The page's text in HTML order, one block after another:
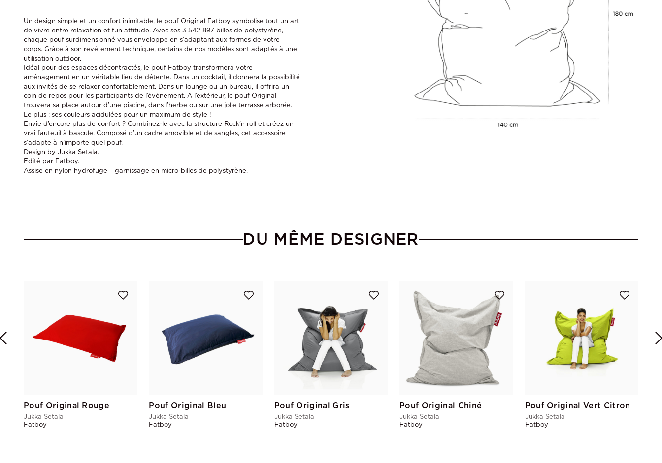
Un design simple et un confort inimitable, le pouf Original Fatboy symbolise tout un art
de vivre entre relaxation et fun attitude. Avec ses 3 542 897 billes de polystyrène,
chaque pouf surdimensionné vous enveloppe en s’adaptant aux formes de votre
corps. Grâce à son revêtement technique, certains de nos modèles sont adaptés à une
utilisation outdoor.
Idéal pour des espaces décontractés, le pouf Fatboy transformera votre
aménagement en un véritable lieu de détente. Dans un cocktail, il donnera la possibilité
aux invités de se relaxer confortablement. Dans un lounge ou un bureau, il offrira un
coin de repos pour les participants de l’événement. A l’extérieur, le pouf Original
trouvera sa place autour d’une piscine, dans l’herbe ou sur une jolie terrasse arborée.
Le plus : ses couleurs acidulées pour un maximum de style !
Envie d’encore plus de confort ? Combinez-le avec la structure Rock’n roll et créez un
vrai fauteuil à bascule. Composé d’un cadre amovible et de sangles, cet accessoire
s’adapte à n’importe quel pouf.
Design by Jukka Setala.
Edité par Fatboy.
Assise en nylon hydrofuge – garnissage en micro-billes de polystyrène.
DU MÊME DESIGNER
Pouf Original Rouge
Jukka Setala
Fatboy
Pouf Original Bleu
Jukka Setala
Fatboy
Pouf Original Gris
Jukka Setala
Fatboy
Pouf Original Chiné
Jukka Setala
Fatboy
Pouf Original Vert Citron
Jukka Setala
Fatboy